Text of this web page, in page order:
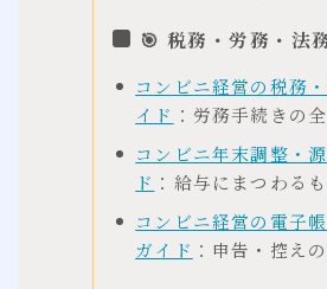
🎯 税務・労務・法
コンビニ経営の税務
イド ：労務手続きの
コンビニ年末調整・
ド ：給与にまつわる
コンビニ経営の電子
ガイド ：申告・控え